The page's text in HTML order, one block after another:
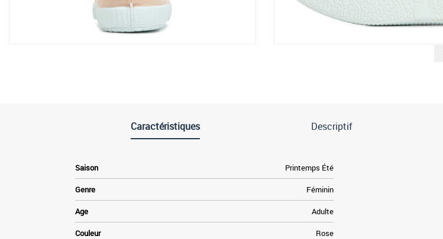
Caractéristiques Descriptif
Saison Printemps Été
Genre Féminin
Age Adulte
Couleur Rose